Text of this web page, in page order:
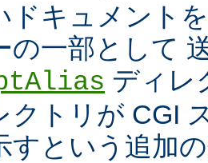
ドキュメント
の一部として
ディレ
クトリが CGI
すという追加